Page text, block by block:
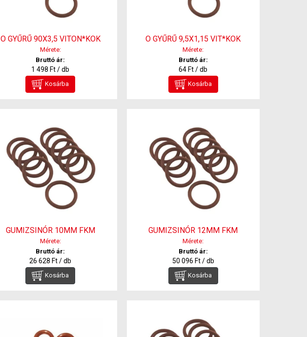
O GYŰRŰ 90X3,5 VITON*KOK
Mérete:
Bruttó ár:
1 498 Ft / db
Kosárba
O GYŰRŰ 9,5X1,15 VIT*KOK
Mérete:
Bruttó ár:
64 Ft / db
Kosárba
GUMIZSINÓR 10MM FKM
Mérete:
Bruttó ár:
26 628 Ft / db
Kosárba
GUMIZSINÓR 12MM FKM
Mérete:
Bruttó ár:
50 096 Ft / db
Kosárba